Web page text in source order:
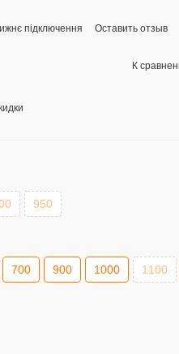
підключення Оставить отзыв
К
950
700 900 1000 1100